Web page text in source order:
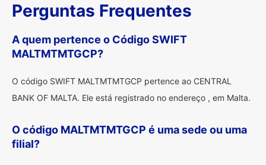
Perguntas Frequentes
A quem pertence o Código SWIFT
MALTMTMTGCP?
O código SWIFT MALTMTMTGCP pertence ao CENTRAL
BANK OF MALTA. Ele está registrado no endereço , em Malta.
O código MALTMTMTGCP é uma sede ou uma
filial?